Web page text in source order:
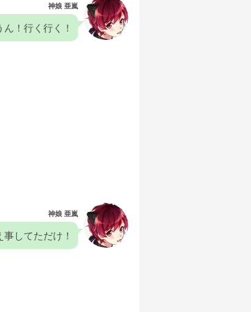
神娘 亜嵐
ん！行く行く！
神娘 亜嵐
してただけ！